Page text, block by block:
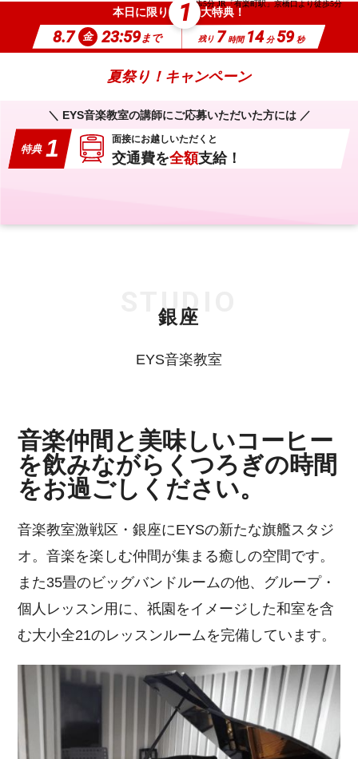
徒歩5分 JR「有楽町駅」京橋口より徒歩5分
8.7 金 23:59まで
本日に限り 1 大特典！
残り 7 時間 14 分 58 秒
夏祭り！キャンペーン
＼ EYS音楽教室の講師にご応募いただいた方には ／
特典 1 面接にお越しいただくと
交通費を全額支給！
銀座
STUDIO
EYS音楽教室
音楽仲間と美味しいコーヒー
を飲みながらくつろぎの時間
をお過ごしください。
音楽教室激戦区・銀座にEYSの新たな旗艦スタジ
オ。音楽を楽しむ仲間が集まる癒しの空間です。
また35畳のビッグバンドルームの他、グループ・
個人レッスン用に、祇園をイメージした和室を含
む大小全21のレッスンルームを完備しています。